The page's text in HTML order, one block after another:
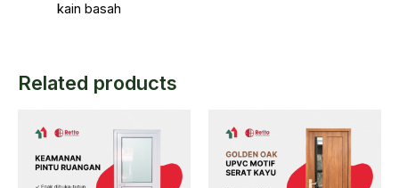
kain basah
Related products